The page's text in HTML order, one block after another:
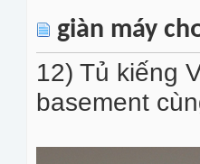
giàn máy
12) Tủ kiếng
basement